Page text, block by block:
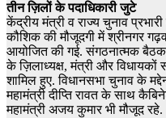
तीन ज़िलों के पदाधिकारी जुटे
केंद्रीय मंत्री व राज्य चुनाव
कौशिक की मौजूदगी में श्रीनगर
आयोजित की गई. संगठनात्मक बैठक
के ज़िलाध्यक्ष, मंत्री और विधायकों
शामिल हुए. विधानसभा चुनाव के
महामंत्री दीप्ति रावत के साथ
महामंत्री अजय कुमार भी मौजूद रहे.